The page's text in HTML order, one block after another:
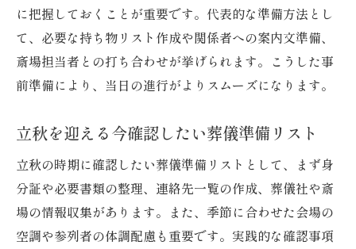
に把握しておくことが重要です。代表的な準備方法とし
て、必要な持ち物リスト作成や関係者への案内文準備、
斎場担当者との打ち合わせが挙げられます。こうした事
前準備により、当日の進行がよりスムーズになります。
立秋を迎える今確認したい葬儀準備リスト
立秋の時期に確認したい葬儀準備リストとして、まず身
分証や必要書類の整理、連絡先一覧の作成、葬儀社や斎
場の情報収集があります。また、季節に合わせた会場の
空調や参列者の体調配慮も重要です。実践的な確認事項